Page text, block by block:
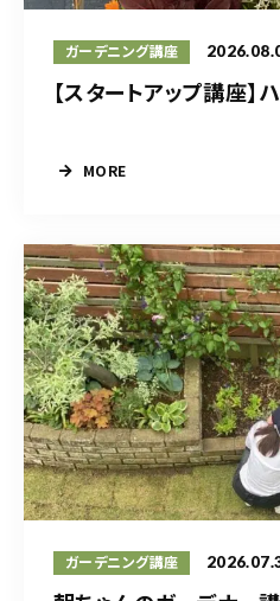
ガーデニング講座
【スタートアップ講座】
MORE
ガーデニング講座